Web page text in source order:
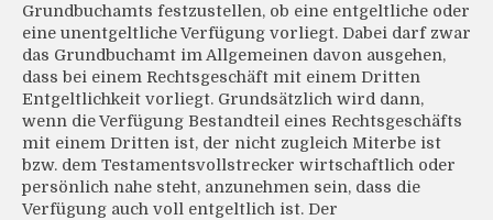
Grundbuchamts festzustellen, ob eine entgeltliche oder
eine unentgeltliche Verfügung vorliegt. Dabei darf zwar
das Grundbuchamt im Allgemeinen davon ausgehen,
dass bei einem Rechtsgeschäft mit einem Dritten
Entgeltlichkeit vorliegt. Grundsätzlich wird dann,
wenn die Verfügung Bestandteil eines Rechtsgeschäfts
mit einem Dritten ist, der nicht zugleich Miterbe ist
bzw. dem Testamentsvollstrecker wirtschaftlich oder
persönlich nahe steht, anzunehmen sein, dass die
Verfügung auch voll entgeltlich ist. Der